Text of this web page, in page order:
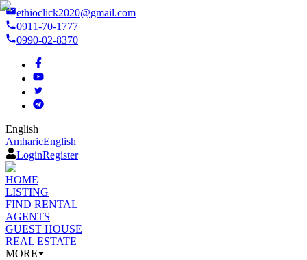
ethioclick2020@gmail.com
0911-70-1777
0990-02-8370
English
AmharicEnglish
LoginRegister
HOME
LISTING
FIND RENTAL
AGENTS
GUEST HOUSE
REAL ESTATE
MORE